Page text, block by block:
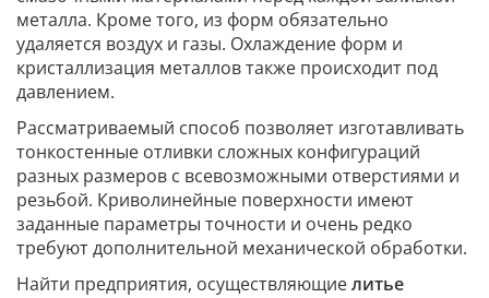
металла. Кроме того, из форм обязательно
удаляется воздух и газы. Охлаждение форм и
кристаллизация металлов также происходит под
давлением.
Рассматриваемый способ позволяет изготавливать
тонкостенные отливки сложных конфигураций
разных размеров с всевозможными отверстиями и
резьбой. Криволинейные поверхности имеют
заданные параметры точности и очень редко
требуют дополнительной механической обработки.
Найти предприятия, осуществляющиелитье